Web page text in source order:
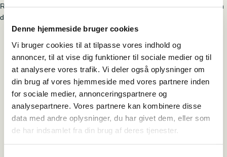
Denne hjemmeside bruger cookies
Vi bruger cookies til at tilpasse vores indhold og
annoncer, til at vise dig funktioner til sociale medier og til
at analysere vores trafik. Vi deler også oplysninger om
din brug af vores hjemmeside med vores partnere inden
for sociale medier, annonceringspartnere og
analysepartnere. Vores partnere kan kombinere disse
data med andre oplysninger, du har givet dem, eller som
de har indsamlet fra din brug af deres tjenester.
Reihenfolge des Eingangs verkauft. Es gibt Platz für 25 Teilnehmer an
der Tour.
Blåvandshuk Fyr
Hvornår
torsdag den 31. juli 2025 - 14:00-15:30
Hvor
Fyrvej 106